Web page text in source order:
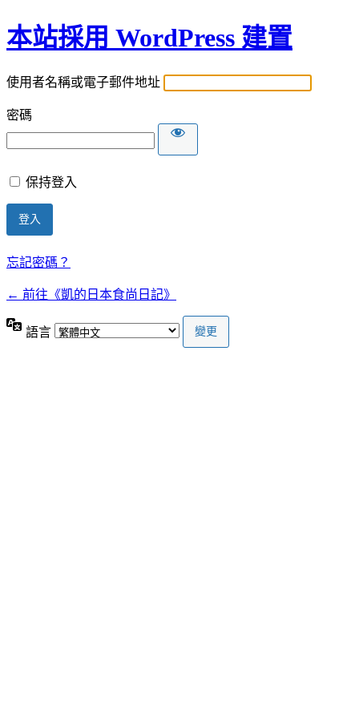
本站採用 WordPress 建置
使用者名稱或電子郵件地址
密碼
保持登入
忘記密碼？
← 前往《凱的日本食尚日記》
語言